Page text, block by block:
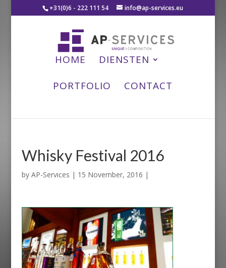
+31(0)6 - 222 111 54 info@ap-services.eu
HOME
DIENSTEN
PORTFOLIO
CONTACT
Whisky Festival 2016
by AP-Services | 15 November, 2016 |